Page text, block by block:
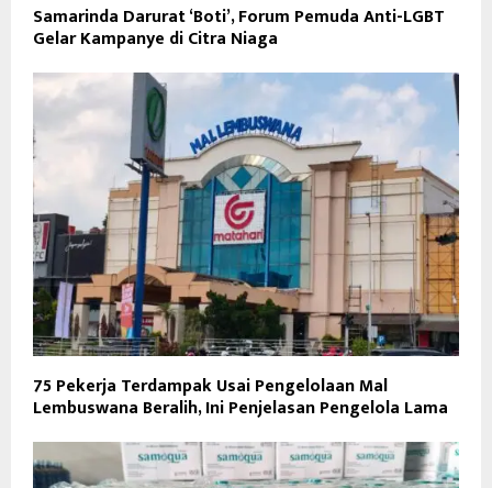
Samarinda Darurat ‘Boti’, Forum Pemuda Anti-LGBT
Gelar Kampanye di Citra Niaga
75 Pekerja Terdampak Usai Pengelolaan Mal
Lembuswana Beralih, Ini Penjelasan Pengelola Lama